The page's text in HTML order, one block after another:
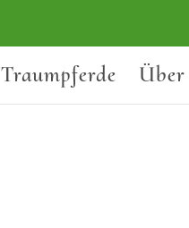
Traumpferde Über